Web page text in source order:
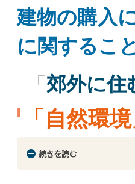
建物の購入
に関すること
「 郊外に住
「自然環